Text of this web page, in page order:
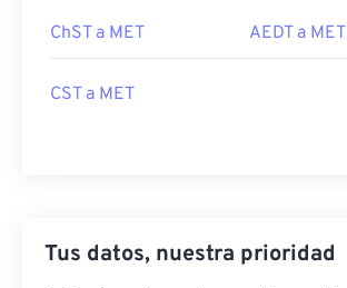
ChST a MET AEDT a MET
CST a MET
Tus datos, nuestra prioridad